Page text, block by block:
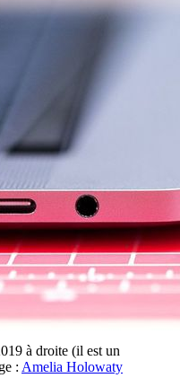
à droite (il est un
: Amelia Holowaty